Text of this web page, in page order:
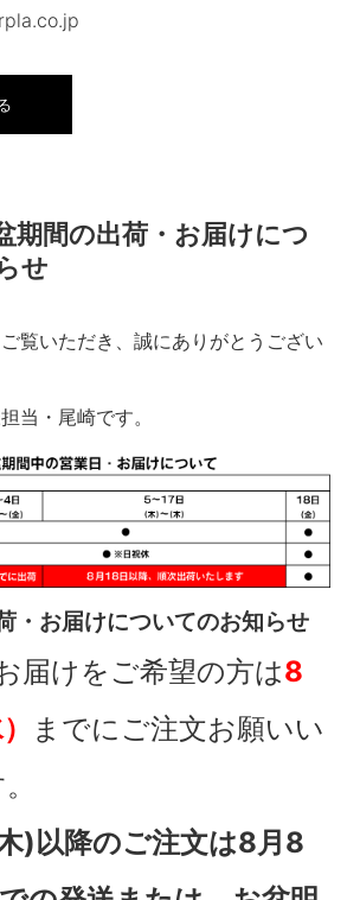
期間の出荷・お届けにつ
せ
覧いただき、誠にありがとうござい
当・尾崎です。
・お届けについてのお知らせ
届けをご希望の方は8
までにご注文お願いい
)以降のご注文は8月8